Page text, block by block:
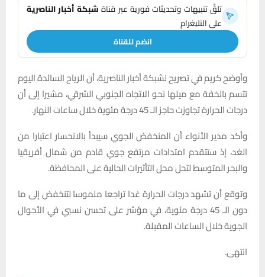
تلقَّ تنبيهات وتحديثات فورية عبر قناةشبكة أخبار الناصرية
على التليغرام
انضم للقناة
وأوضح كريم في تصريح لشبكة أخبار الناصرية، أن الرياح السائدة اليوم
تتسم بالخفة مع ميلها نحو الاتجاه الجنوبي الشرقي، مشيرا إلى أن
درجات الحرارة تجاوزت حاجز الـ 45 درجة مئوية خلال ساعات النهار.
وأكد مدير الأنواء أن المنخفض الجوي سيبدأ بالانحسار اعتبارا من
الغد، إذ ستتقدم امتدادات مرتفع جوي قادم من شمال أفريقيا
والبحر المتوسط لتحل محل التأثيرات الحالية على المحافظة.
وتوقع أن تشهد درجات الحرارة غدا تراجعا ملموسا لتنخفض إلى ما
دون الـ 45 درجة مئوية، في مؤشر على تحسن نسبي في الأحوال
الجوية خلال الساعات المقبلة.
انتهى.